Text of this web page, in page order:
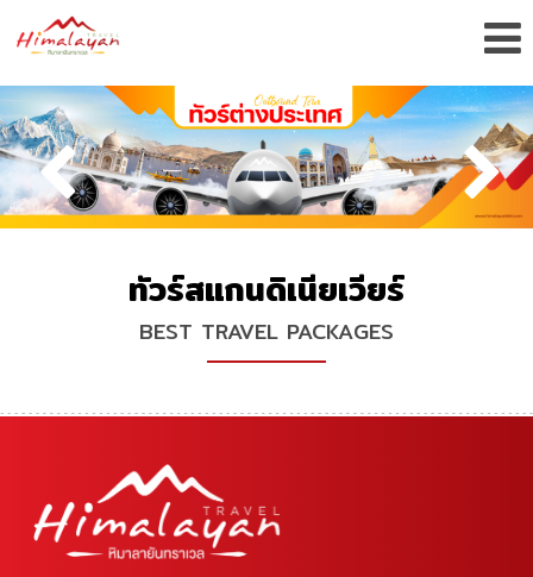
ทัวร์สแกนดิเนียเวียร์
BEST TRAVEL PACKAGES